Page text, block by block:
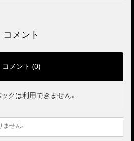
コメント
コメント (0)
クは利用できません。
せん。